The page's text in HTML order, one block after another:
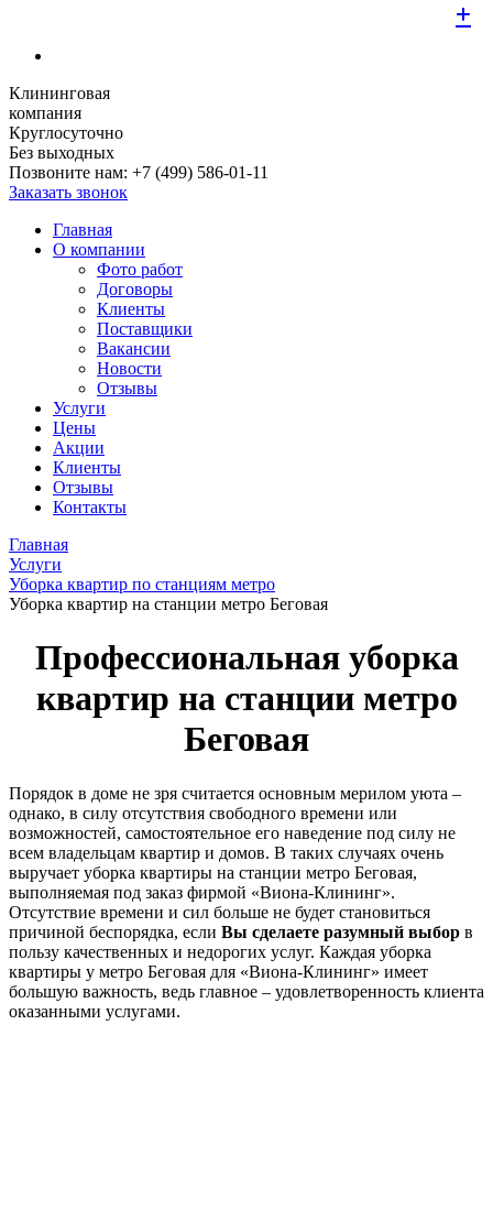
Клининговая
компания
Круглосуточно
Без выходных
Позвоните нам: +7 (499) 586-01-11
Заказать звонок
Главная
О компании
Фото работ
Договоры
Клиенты
Поставщики
Вакансии
Новости
Отзывы
Услуги
Цены
Акции
Клиенты
Отзывы
Контакты
Главная
Услуги
Уборка квартир по станциям метро
Уборка квартир на станции метро Беговая
Профессиональная уборка
квартир на станции метро
Беговая
Порядок в доме не зря считается основным мерилом уюта –
однако, в силу отсутствия свободного времени или
возможностей, самостоятельное его наведение под силу не
всем владельцам квартир и домов. В таких случаях очень
выручает уборка квартиры на станции метро Беговая,
выполняемая под заказ фирмой «Виона-Клининг».
Отсутствие времени и сил больше не будет становиться
причиной беспорядка, если Вы сделаете разумный выбор в
пользу качественных и недорогих услуг. Каждая уборка
квартиры у метро Беговая для «Виона-Клининг» имеет
большую важность, ведь главное – удовлетворенность клиента
оказанными услугами.
+
+
+
+
+
+
+
+
+